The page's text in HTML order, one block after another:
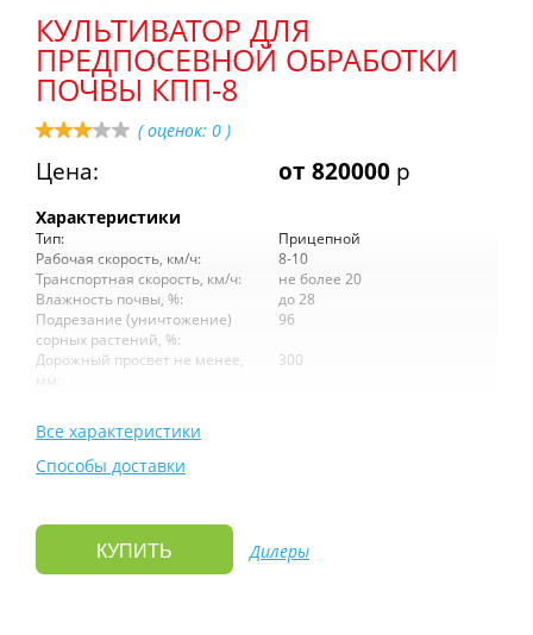
КУЛЬТИВАТОР ДЛЯ
ПРЕДПОСЕВНОЙ ОБРАБОТКИ
ПОЧВЫ КПП-8
( оценок: 0 )
Цена: от 820000 р
Характеристики
Тип:
Прицепной
Рабочая скорость, км/ч:
8-10
Транспортная скорость, км/ч:
не более 20
Влажность почвы, %:
до 28
Подрезание (уничтожение)
сорных растений, %:
96
Дорожный просвет не менее,
мм:
300
Все характеристики
Способы доставки
КУПИТЬ Дилеры